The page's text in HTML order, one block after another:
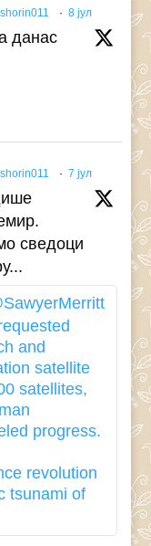
· 8 јул
данас
· 7 јул
сведоци
and
satellite
satellites,
progress.
revolution
tsunami of